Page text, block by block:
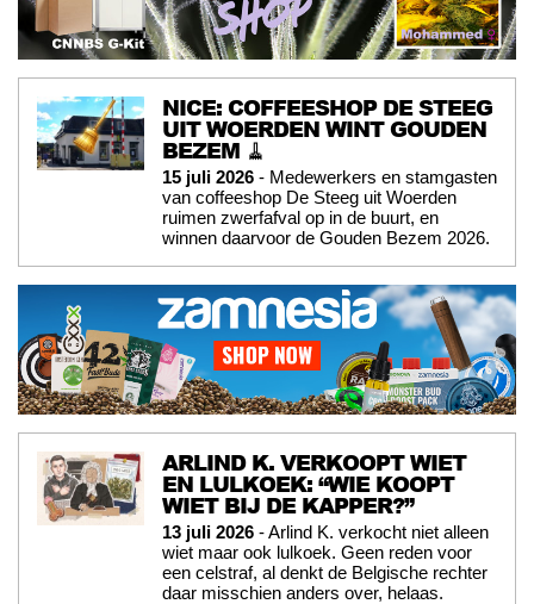
NICE: COFFEESHOP DE STEEG
UIT WOERDEN WINT GOUDEN
BEZEM 🧹
15 juli 2026 - Medewerkers en stamgasten
van coffeeshop De Steeg uit Woerden
ruimen zwerfafval op in de buurt, en
winnen daarvoor de Gouden Bezem 2026.
ARLIND K. VERKOOPT WIET
EN LULKOEK: “WIE KOOPT
WIET BIJ DE KAPPER?”
13 juli 2026 - Arlind K. verkocht niet alleen
wiet maar ook lulkoek. Geen reden voor
een celstraf, al denkt de Belgische rechter
daar misschien anders over, helaas.